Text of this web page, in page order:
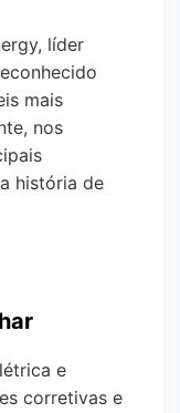
líder
mais
nos
história de
e
corretivas e